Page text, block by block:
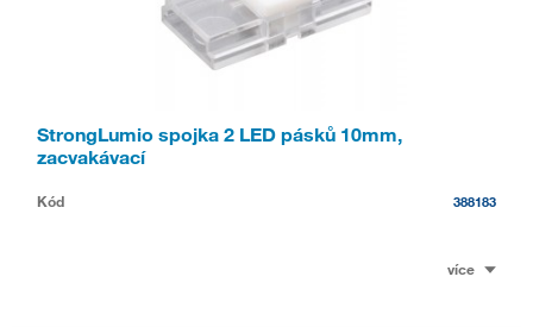
StrongLumio spojka 2 LED pásků 10mm,
zacvakávací
Kód 388183
více